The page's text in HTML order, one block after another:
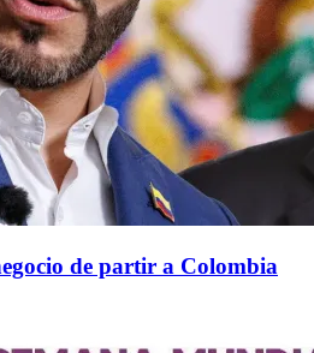
de partir a Colombia